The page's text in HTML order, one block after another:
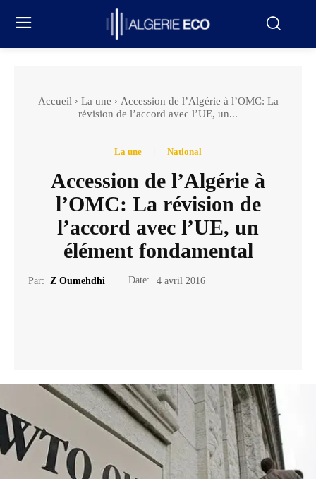
Accueil La une
Accession de l’Algérie à l’OMC: La
révision de l’accord avec l’UE, un...
La une National
Accession de l’Algérie à
l’OMC: La révision de
l’accord avec l’UE, un
élément fondamental
Par: Z Oumehdhi Date: 4 avril 2016